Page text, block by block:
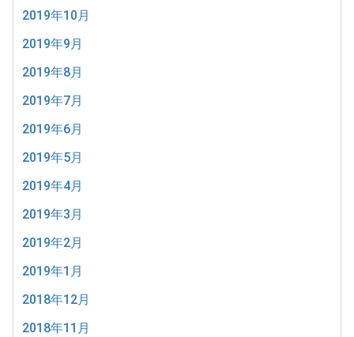
2019年10月
2019年9月
2019年8月
2019年7月
2019年6月
2019年5月
2019年4月
2019年3月
2019年2月
2019年1月
2018年12月
2018年11月